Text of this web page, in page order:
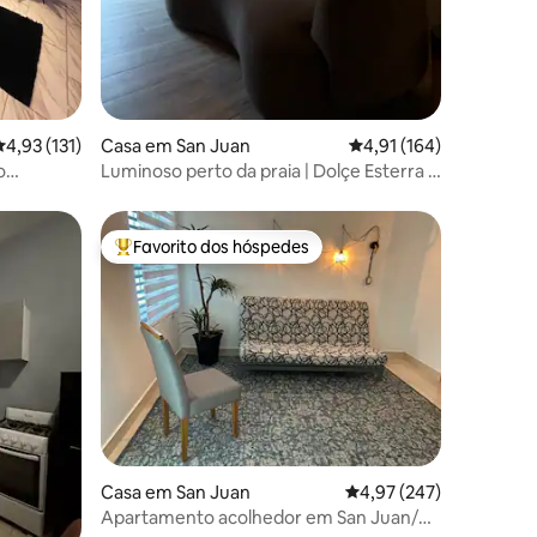
média de 4,93 em 5 estrelas, 131avaliações
4,93 (131)
Casa em San Juan Classificação média
4,91 (164)
Luminoso perto da praia | Dolçe Esterra |
Favoritos dos hóspedes mais apreciados
Favorito dos hóspedes
Casa em San Juan Classificação média
4,97 (247)
Apartamento acolhedor em San Juan/